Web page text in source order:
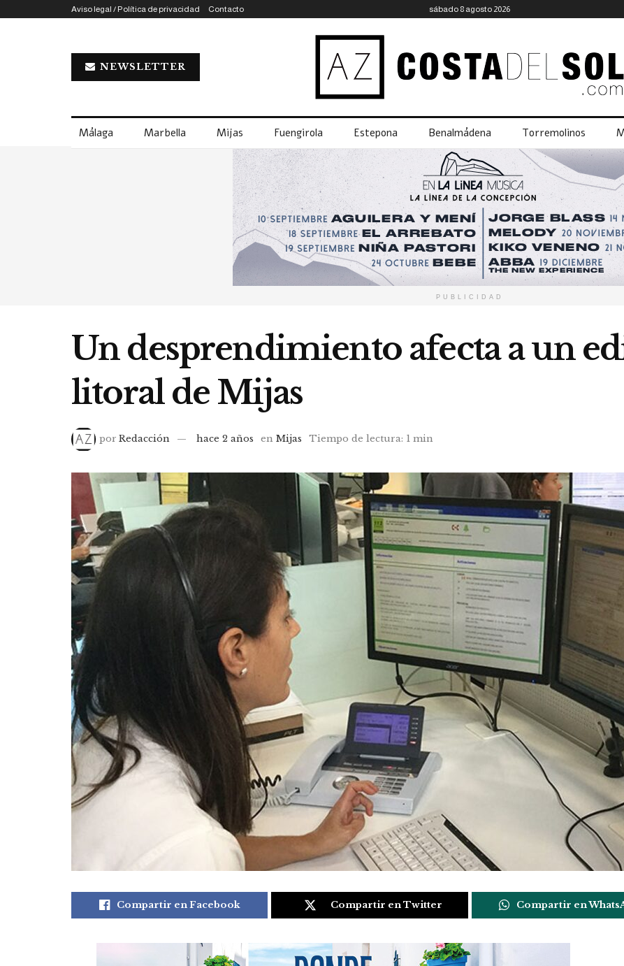
Aviso legal / Política de privacidad Contacto sábado 8 agosto 2026
NEWSLETTER
Málaga Marbella Mijas Fuengirola Estepona Benalmádena Torremolinos
PUBLICIDAD
Un desprendimiento afecta a un
litoral de Mijas
por Redacción hace 2 años en Mijas Tiempo de lectura: 1 min
Compartir en Facebook Compartir en Twitter Compartir en